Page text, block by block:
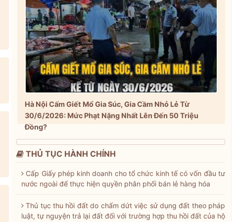
Hà Nội Cấm Giết Mổ Gia Súc, Gia Cầm Nhỏ Lẻ Từ
30/6/2026: Mức Phạt Nặng Nhất Lên Đến 50 Triệu
Đồng?
THỦ TỤC HÀNH CHÍNH
Cấp Giấy phép kinh doanh cho tổ chức kinh tế có vốn đầu tư
nước ngoài để thực hiện quyền phân phối bán lẻ hàng hóa
Thủ tục thu hồi đất do chấm dứt việc sử dụng đất theo pháp
luật, tự nguyện trả lại đất đối với trường hợp thu hồi đất của hộ